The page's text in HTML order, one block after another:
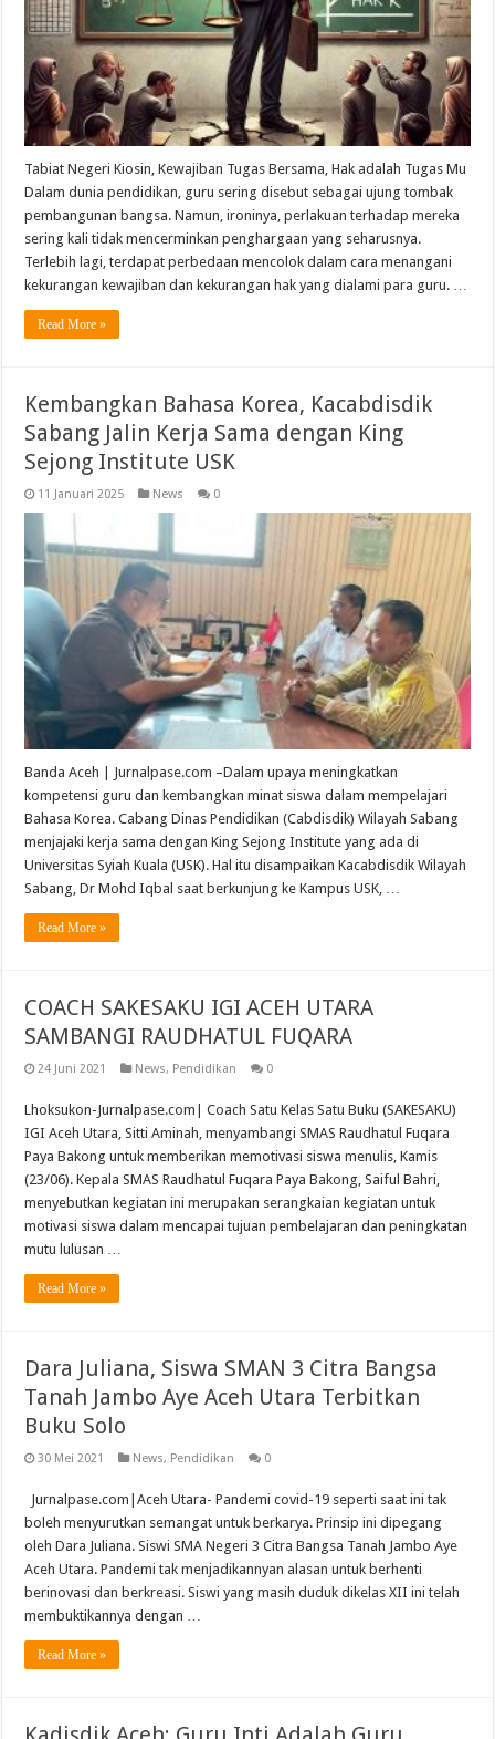
Tabiat Negeri Kiosin, Kewajiban Tugas Bersama, Hak adalah Tugas Mu
Dalam dunia pendidikan, guru sering disebut sebagai ujung tombak
pembangunan bangsa. Namun, ironinya, perlakuan terhadap mereka
sering kali tidak mencerminkan penghargaan yang seharusnya.
Terlebih lagi, terdapat perbedaan mencolok dalam cara menangani
kekurangan kewajiban dan kekurangan hak yang dialami para guru. …
Read More »
Kembangkan Bahasa Korea, Kacabdisdik
Sabang Jalin Kerja Sama dengan King
Sejong Institute USK
11 Januari 2025 News 0
Banda Aceh | Jurnalpase.com –Dalam upaya meningkatkan
kompetensi guru dan kembangkan minat siswa dalam mempelajari
Bahasa Korea. Cabang Dinas Pendidikan (Cabdisdik) Wilayah Sabang
menjajaki kerja sama dengan King Sejong Institute yang ada di
Universitas Syiah Kuala (USK). Hal itu disampaikan Kacabdisdik Wilayah
Sabang, Dr Mohd Iqbal saat berkunjung ke Kampus USK, …
Read More »
COACH SAKESAKU IGI ACEH UTARA
SAMBANGI RAUDHATUL FUQARA
24 Juni 2021 News, Pendidikan 0
Lhoksukon-Jurnalpase.com| Coach Satu Kelas Satu Buku (SAKESAKU)
IGI Aceh Utara, Sitti Aminah, menyambangi SMAS Raudhatul Fuqara
Paya Bakong untuk memberikan memotivasi siswa menulis, Kamis
(23/06). Kepala SMAS Raudhatul Fuqara Paya Bakong, Saiful Bahri,
menyebutkan kegiatan ini merupakan serangkaian kegiatan untuk
motivasi siswa dalam mencapai tujuan pembelajaran dan peningkatan
mutu lulusan …
Read More »
Dara Juliana, Siswa SMAN 3 Citra Bangsa
Tanah Jambo Aye Aceh Utara Terbitkan
Buku Solo
30 Mei 2021 News, Pendidikan 0
Jurnalpase.com|Aceh Utara- Pandemi covid-19 seperti saat ini tak
boleh menyurutkan semangat untuk berkarya. Prinsip ini dipegang
oleh Dara Juliana. Siswi SMA Negeri 3 Citra Bangsa Tanah Jambo Aye
Aceh Utara. Pandemi tak menjadikannyan alasan untuk berhenti
berinovasi dan berkreasi. Siswi yang masih duduk dikelas XII ini telah
membuktikannya dengan …
Read More »